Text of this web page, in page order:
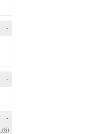
-
-
-
(6)